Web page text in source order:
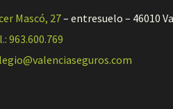
Mascó, 27– entresuelo – 46010
963.600.769